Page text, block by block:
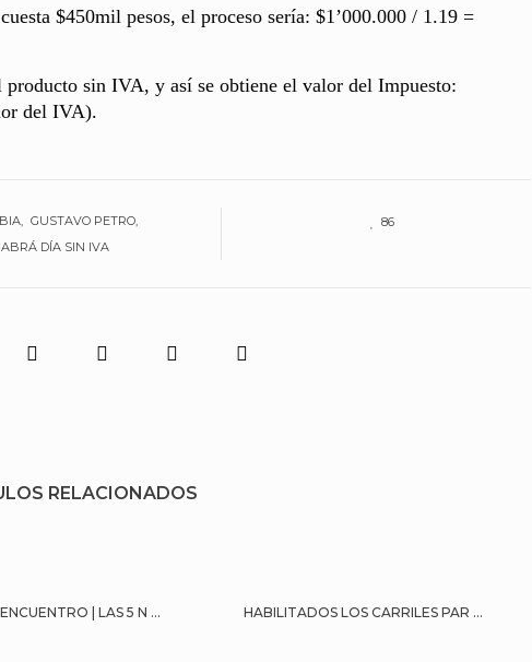
$450mil pesos, el proceso sería: $1’000.000 / 1.19 =
sin IVA, y así se obtiene el valor del Impuesto:
del IVA).
GUSTAVO PETRO
DÍA SIN IVA
86
RELACIONADOS
| LAS 5 N ... HABILITADOS LOS CARRILES PAR ...